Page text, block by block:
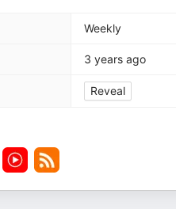
Weekly
3 years ago
Reveal